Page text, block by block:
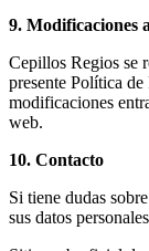
9. Modificaciones
Cepillos Regios se
presente Política
modificaciones
web.
10. Contacto
Si tiene dudas
sus datos